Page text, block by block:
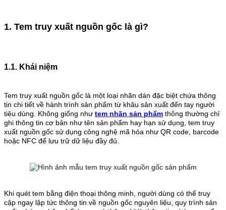
1. Tem truy xuất nguồn gốc là gì?
1.1. Khái niệm
Tem truy xuất nguồn gốc là một loại nhãn dán đặc biệt chứa thông
tin chi tiết về hành trình sản phẩm từ khâu sản xuất đến tay người
tiêu dùng. Không giống như tem nhãn sản phẩm thông thường chỉ
ghi thông tin cơ bản như tên sản phẩm hay hạn sử dụng, tem truy
xuất nguồn gốc sử dụng công nghệ mã hóa như QR code, barcode
hoặc NFC để lưu trữ dữ liệu đầy đủ.
Khi quét tem bằng điện thoại thông minh, người dùng có thể truy
cập ngay lập tức thông tin về nguồn gốc nguyên liệu, quy trình sản